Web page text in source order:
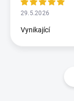
29.5.2026
Vynikající